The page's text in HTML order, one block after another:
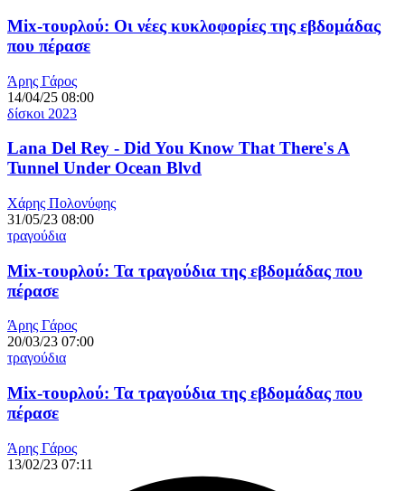
Mix-τουρλού: Οι νέες κυκλοφορίες της εβδομάδας
που πέρασε
Άρης Γάρος
14/04/25 08:00
δίσκοι 2023
Lana Del Rey - Did You Know That There's A
Tunnel Under Ocean Blvd
Χάρης Πολονύφης
31/05/23 08:00
τραγούδια
Mix-τουρλού: Τα τραγούδια της εβδομάδας που
πέρασε
Άρης Γάρος
20/03/23 07:00
τραγούδια
Mix-τουρλού: Τα τραγούδια της εβδομάδας που
πέρασε
Άρης Γάρος
13/02/23 07:11